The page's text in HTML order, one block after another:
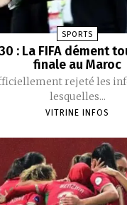
SPORTS
: La FIFA dément
finale au Maroc
rejeté les
lesquelles...
VITRINE INFOS